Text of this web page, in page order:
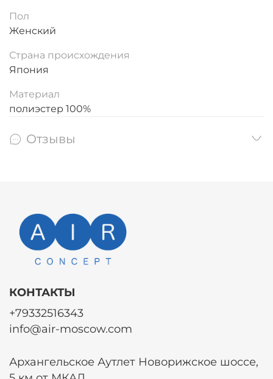
Пол
Женский
Страна происхождения
Япония
Материал
полиэстер 100%
Отзывы
КОНТАКТЫ
+79332516343
info@air-moscow.com
Архангельское Аутлет Новорижское шоссе,